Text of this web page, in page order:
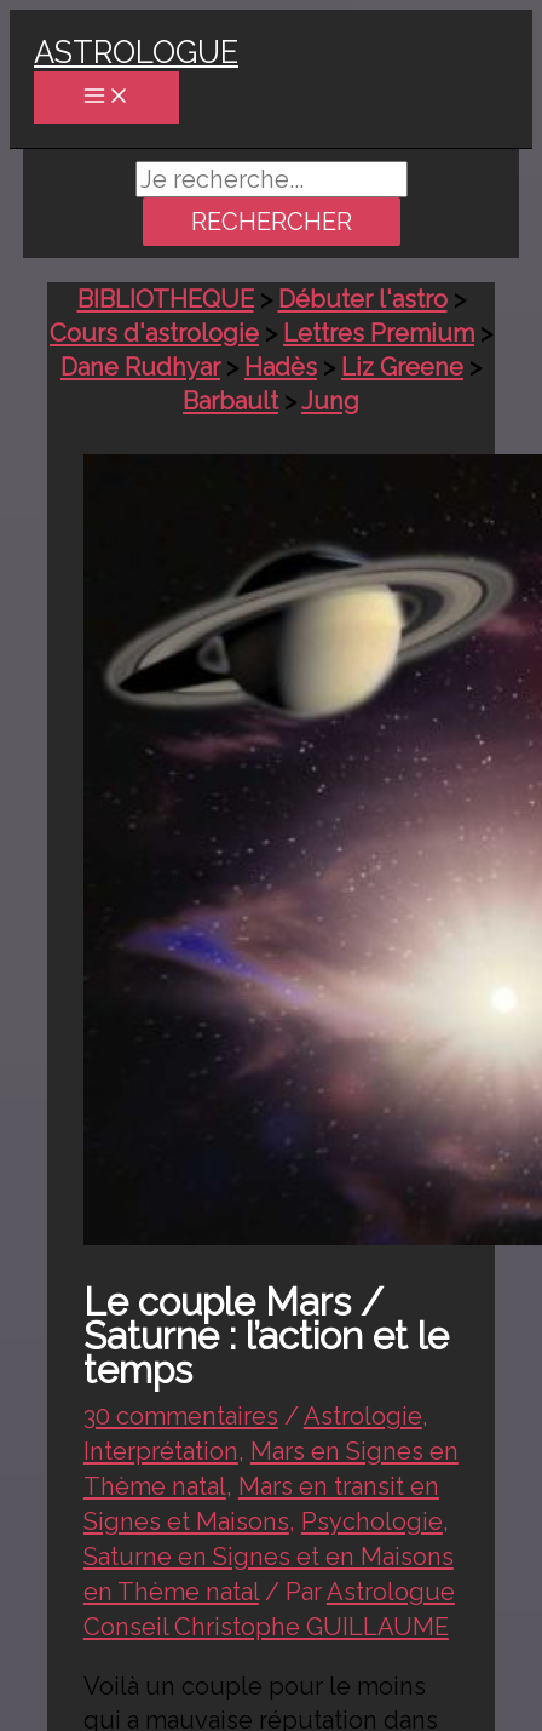
au
contenu
ASTROLOGUE
Rechercher :
BIBLIOTHEQUE> Débuter l'astro>
Cours d'astrologie > Lettres Premium >
Dane Rudhyar> Hadès > Liz Greene >
Barbault>Jung
Le couple Mars /
Saturne : l’action et le
temps
30 commentaires /Astrologie,
Interprétation, Mars en Signes en
Thème natal, Mars en transit en
Signes et Maisons, Psychologie,
Saturne en Signes et en Maisons
en Thème natal/ ParAstrologue
Conseil Christophe GUILLAUME
Voilà un couple pour le moins
qui a mauvaise réputation dans